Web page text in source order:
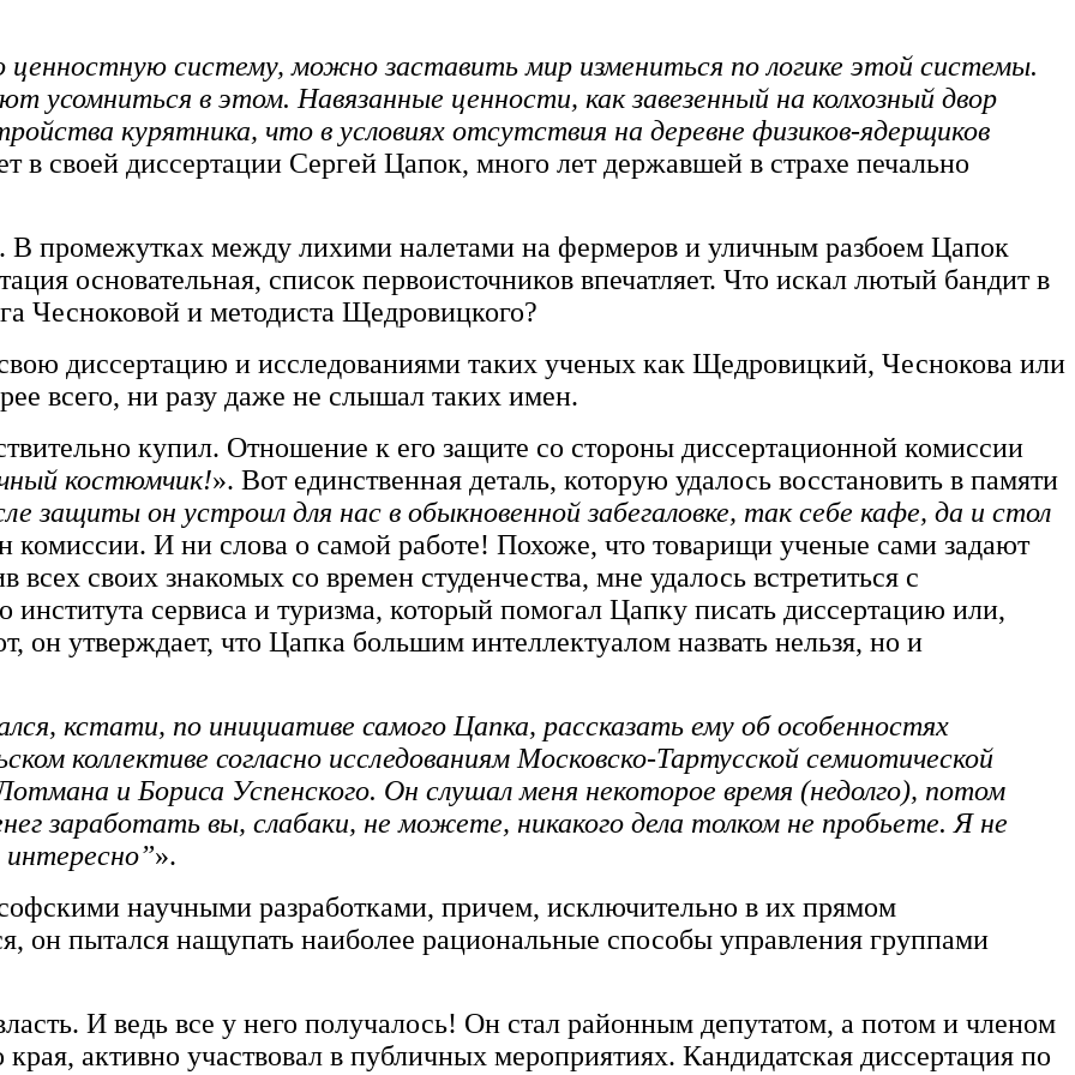
ценностную систему, можно заставить мир измениться по логике этой системы.
усомниться в этом. Навязанные ценности, как завезенный на колхозный двор
курятника, что в условиях отсутствия на деревне физиков-ядерщиков
в своей диссертации Сергей Цапок, много лет державшей в страхе печально
В промежутках между лихими налетами на фермеров и уличным разбоем Цапок
основательная, список первоисточников впечатляет. Что искал лютый бандит в
Чесноковой и методиста Щедровицкого?
диссертацию и исследованиями таких ученых как Щедровицкий, Чеснокова или
всего, ни разу даже не слышал таких имен.
купил. Отношение к его защите со стороны диссертационной комиссии
костюмчик!». Вот единственная деталь, которую удалось восстановить в памяти
защиты он устроил для нас в обыкновенной забегаловке, так себе кафе, да и стол
комиссии. И ни слова о самой работе! Похоже, что товарищи ученые сами задают
своих знакомых со времен студенчества, мне удалось встретиться с
института сервиса и туризма, который помогал Цапку писать диссертацию или,
он утверждает, что Цапка большим интеллектуалом назвать нельзя, но и
кстати, по инициативе самого Цапка, рассказать ему об особенностях
коллективе согласно исследованиям Московско-Тартусской семиотической
и Бориса Успенского. Он слушал меня некоторое время (недолго), потом
заработать вы, слабаки, не можете, никакого дела толком не пробьете. Я не
».
научными разработками, причем, исключительно в их прямом
он пытался нащупать наиболее рациональные способы управления группами
И ведь все у него получалось! Он стал районным депутатом, а потом и членом
активно участвовал в публичных мероприятиях. Кандидатская диссертация по